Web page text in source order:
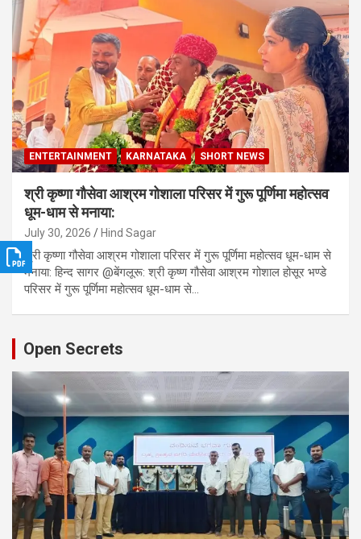
ENTERTAINMENT KARNATAKA SHORT NEWS
श्री कृष्णा गौसेवा आश्रम गोशाला परिसर में गुरू पूर्णिमा महोत्सव
धूम-धाम से मनाया:
July 30, 2026 Hind Sagar
श्री कृष्णा गौसेवा आश्रम गोशाला परिसर में गुरू पूर्णिमा महोत्सव धूम-धाम से
मनाया: हिन्द सागर @बेंगलूरू: श्री कृष्ण गौसेवा आश्रम गोशाल होसूर भण्डे
परिसर में गुरू पूर्णिमा महोत्सव धूम-धाम से…
Open Secrets